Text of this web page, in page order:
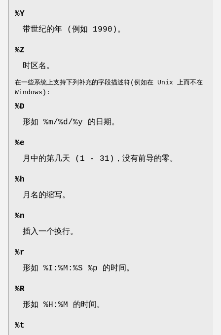
%Y
带世纪的年 (例如 1990)。
%Z
时区名。
在一些系统上支持下列补充的字段描述符(例如在 Unix 上而不在
Windows):
%D
形如 %m/%d/%y 的日期。
%e
月中的第几天 (1 - 31)，没有前导的零。
%h
月名的缩写。
%n
插入一个换行。
%r
形如 %I:%M:%S %p 的时间。
%R
形如 %H:%M 的时间。
%t